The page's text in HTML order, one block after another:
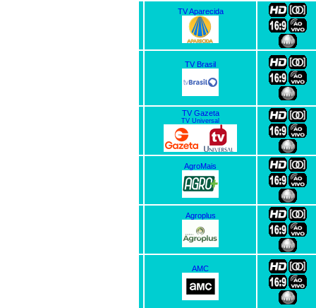
TV Aparecida
TV Brasil
TV Gazeta
TV Universal
AgroMais
Agroplus
AMC